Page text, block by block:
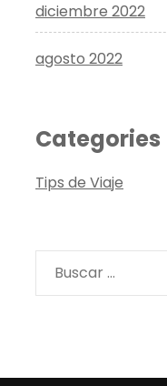
diciembre 2022
agosto 2022
Categories
Tips de Viaje
Buscar: